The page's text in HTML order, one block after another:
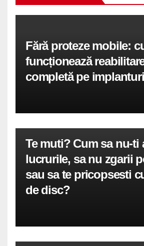
Fără proteze mobile:
funcționează
completă pe
Te muti? Cum sa nu-ti
lucrurile, sa nu zgarii
sau sa te pricopsesti
de disc?